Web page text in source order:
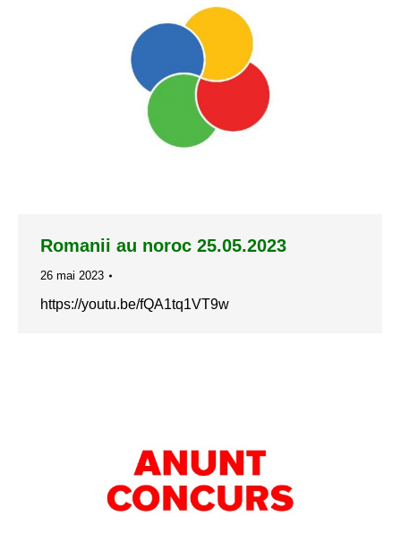
Romanii au noroc 25.05.2023
26 mai 2023
https://youtu.be/fQA1tq1VT9w